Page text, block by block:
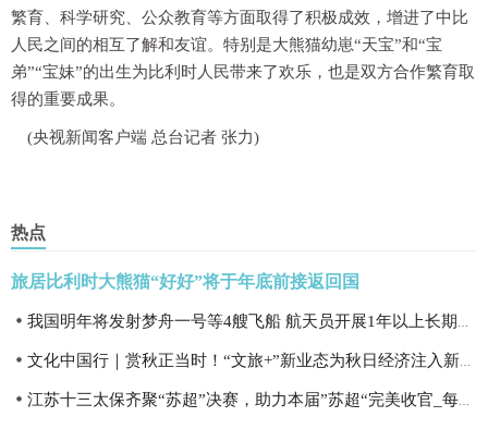
繁育、科学研究、公众教育等方面取得了积极成效，增进了中比
人民之间的相互了解和友谊。特别是大熊猫幼崽“天宝”和“宝
弟”“宝妹”的出生为比利时人民带来了欢乐，也是双方合作繁育取
得的重要成果。
(央视新闻客户端 总台记者 张力)
热点
旅居比利时大熊猫“好好”将于年底前接返回国